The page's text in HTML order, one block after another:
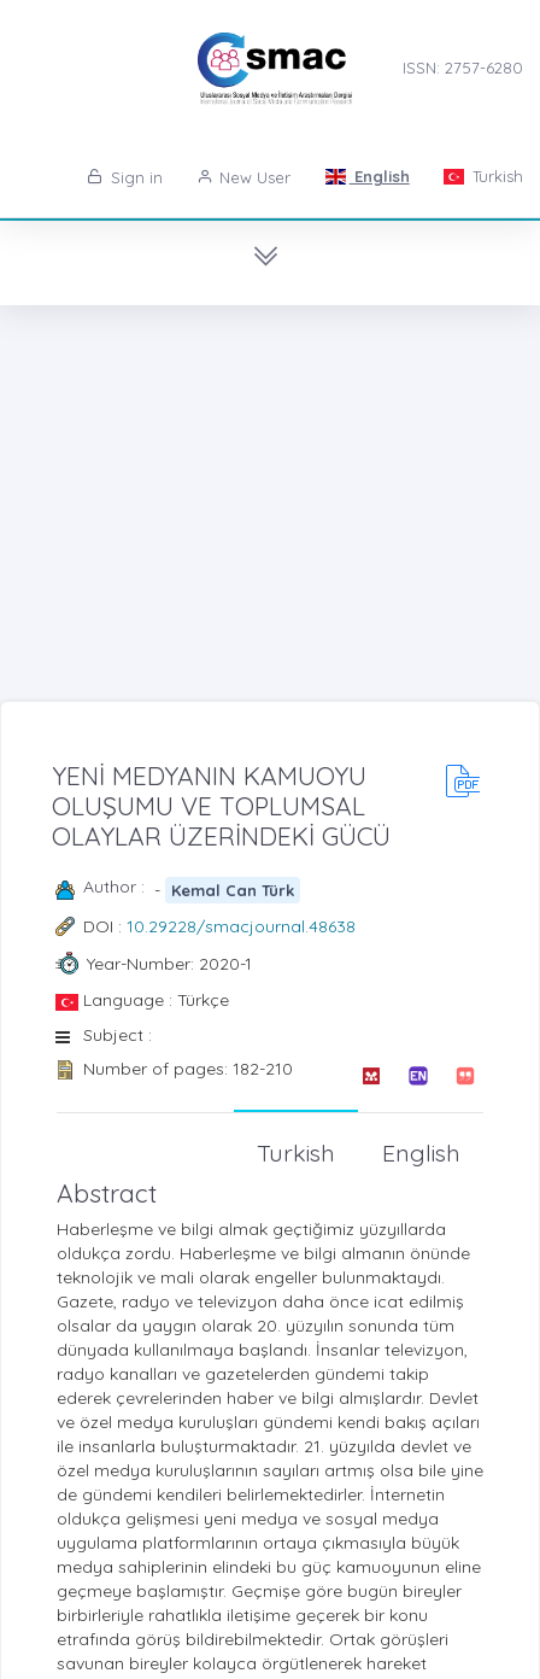
ISSN: 2757-6280
Sign in New User English Turkish
YENİ MEDYANIN KAMUOYU
OLUŞUMU VE TOPLUMSAL
OLAYLAR ÜZERİNDEKİ GÜCÜ
Author : - Kemal Can Türk
DOI : 10.29228/smacjournal.48638
Year-Number: 2020-1
Language : Türkçe
Subject :
Number of pages: 182-210
English
Turkish
Abstract
Haberleşme ve bilgi almak geçtiğimiz yüzyıllarda
oldukça zordu. Haberleşme ve bilgi almanın önünde
teknolojik ve mali olarak engeller bulunmaktaydı.
Gazete, radyo ve televizyon daha önce icat edilmiş
olsalar da yaygın olarak 20. yüzyılın sonunda tüm
dünyada kullanılmaya başlandı. İnsanlar televizyon,
radyo kanalları ve gazetelerden gündemi takip
ederek çevrelerinden haber ve bilgi almışlardır. Devlet
ve özel medya kuruluşları gündemi kendi bakış açıları
ile insanlarla buluşturmaktadır. 21. yüzyılda devlet ve
özel medya kuruluşlarının sayıları artmış olsa bile yine
de gündemi kendileri belirlemektedirler. İnternetin
oldukça gelişmesi yeni medya ve sosyal medya
uygulama platformlarının ortaya çıkmasıyla büyük
medya sahiplerinin elindeki bu güç kamuoyunun eline
geçmeye başlamıştır. Geçmişe göre bugün bireyler
birbirleriyle rahatlıkla iletişime geçerek bir konu
etrafında görüş bildirebilmektedir. Ortak görüşleri
savunan bireyler kolayca örgütlenerek hareket